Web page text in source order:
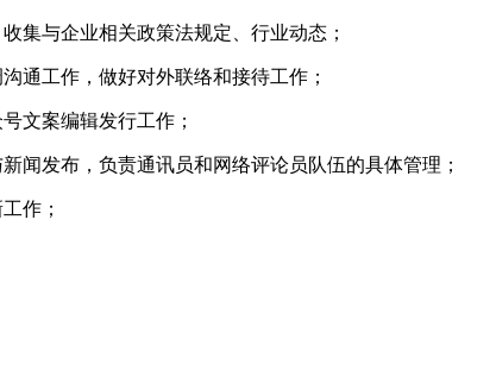
集与企业相关政策法规定、行业动态；
通工作，做好对外联络和接待工作；
文案编辑发行工作；
闻发布，负责通讯员和网络评论员队伍的具体管理；
作；